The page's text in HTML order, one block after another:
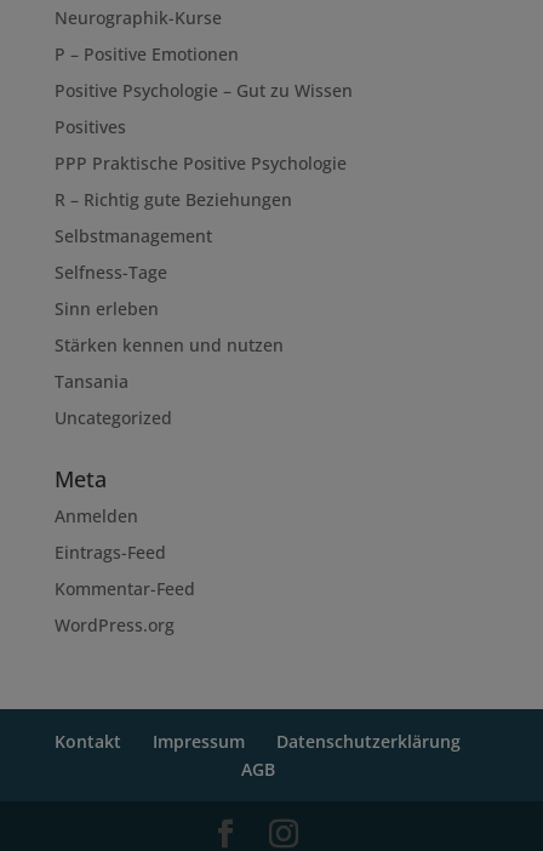
Neurographik-Kurse
P – Positive Emotionen
Positive Psychologie – Gut zu Wissen
Positives
PPP Praktische Positive Psychologie
R – Richtig gute Beziehungen
Selbstmanagement
Selfness-Tage
Sinn erleben
Stärken kennen und nutzen
Tansania
Uncategorized
Meta
Anmelden
Eintrags-Feed
Kommentar-Feed
WordPress.org
Kontakt Impressum
Datenschutzerklärung
AGB